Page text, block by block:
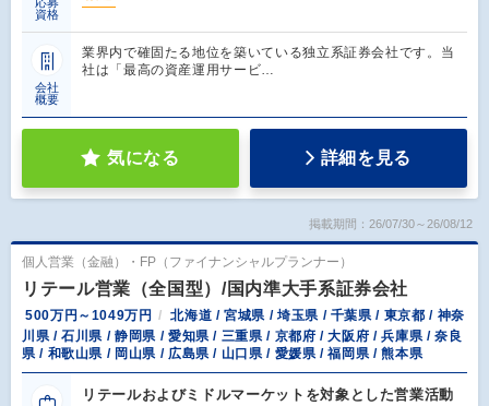
資格
会社
概要
業界内で確固たる地位を築いている独立系証券会社です。当
社は「最高の資産運用サービ…
気になる 詳細を見る
掲載期間：26/07/30～26/08/12
個人営業（金融）・FP（ファイナンシャルプランナー）
リテール営業（全国型）/国内準大手系証券会社
500万円～1049万円
北海道 / 宮城県 / 埼玉県 / 千葉県 / 東京都 / 神奈
川県 / 石川県 / 静岡県 / 愛知県 / 三重県 / 京都府 / 大阪府 / 兵庫県 / 奈良
県 / 和歌山県 / 岡山県 / 広島県 / 山口県 / 愛媛県 / 福岡県 / 熊本県
リテールおよびミドルマーケットを対象とした営業活動